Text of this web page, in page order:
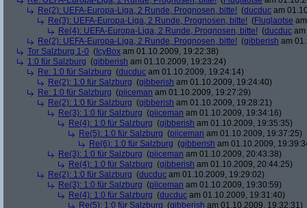
Re(2): UEFA-Europa-Liga, 2 Runde, Prognosen, bitte! (ducduc am
Re(3): UEFA-Europa-Liga, 2 Runde, Prognosen, bitte! (Fluglaotse
Re(4): UEFA-Europa-Liga, 2 Runde, Prognosen, bitte! (ducduc
Re(2): UEFA-Europa-Liga, 2 Runde, Prognosen, bitte! (gibberish am
Tor Salzburg 1-0 ( IcyBox am 01.10.2009, 19:22:38)
1:0 für Salzburg (gibberish am 01.10.2009, 19:23:24)
Re: 1:0 für Salzburg (ducduc am 01.10.2009, 19:24:14)
Re(2): 1:0 für Salzburg (gibberish am 01.10.2009, 19:24:40)
Re: 1:0 für Salzburg (piiceman am 01.10.2009, 19:27:29)
Re(2): 1:0 für Salzburg (gibberish am 01.10.2009, 19:28:21)
Re(3): 1:0 für Salzburg (piiceman am 01.10.2009, 19:34:16)
Re(4): 1:0 für Salzburg (gibberish am 01.10.2009, 19:35:35)
Re(5): 1:0 für Salzburg (piiceman am 01.10.2009, 19:37:25)
Re(6): 1:0 für Salzburg (gibberish am 01.10.2009,
Re(3): 1:0 für Salzburg (piiceman am 01.10.2009, 20:43:38)
Re(4): 1:0 für Salzburg (gibberish am 01.10.2009, 20:44:25)
Re(2): 1:0 für Salzburg (ducduc am 01.10.2009, 19:29:02)
Re(3): 1:0 für Salzburg (piiceman am 01.10.2009, 19:30:59)
Re(4): 1:0 für Salzburg (ducduc am 01.10.2009, 19:31:40)
Re(5): 1:0 für Salzburg (gibberish am 01.10.2009, 19:32:31)